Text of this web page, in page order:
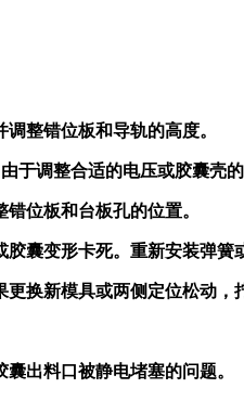
整错位板和导轨的高度。
于调整合适的电压或胶囊壳
位板和台板孔的位置。
囊变形卡死。重新安装弹簧
换新模具或两侧定位松动，
出料口被静电堵塞的问题。